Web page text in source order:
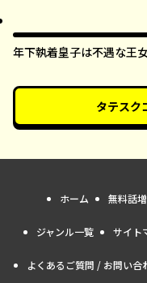
年下執着皇子は不遇な王
タテスク
ホーム 無料話
ジャンル一覧 サイト
よくあるご質問 / お問い合